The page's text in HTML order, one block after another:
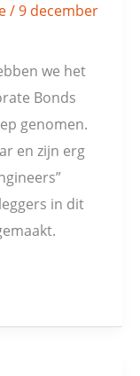
/9 december
we het
Bonds
genomen.
en zijn erg
in dit